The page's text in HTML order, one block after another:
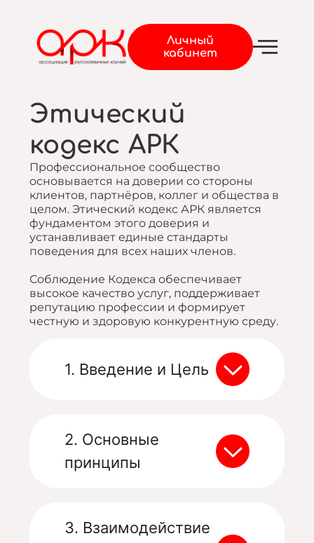
Личный
кабинет
Этический
кодекс АРК
Профессиональное сообщество
основывается на доверии со стороны
клиентов, партнёров, коллег и общества в
целом. Этический кодекс АРК является
фундаментом этого доверия и
устанавливает единые стандарты
поведения для всех наших членов.
Соблюдение Кодекса обеспечивает
высокое качество услуг, поддерживает
репутацию профессии и формирует
честную и здоровую конкурентную среду.
1. Введение и Цель
2. Основные
принципы
3. Взаимодействие